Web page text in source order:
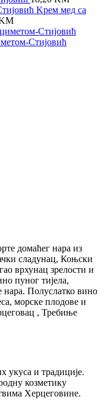
Kрем мед са
Стијовић
домаћег нара из
сладунац, Коњски
врхунац зрелости и
пуног тијела,
нара. Полуслатко вино
морске плодове и
, Требиње
укуса и традиције.
козметику
Херцеговине.